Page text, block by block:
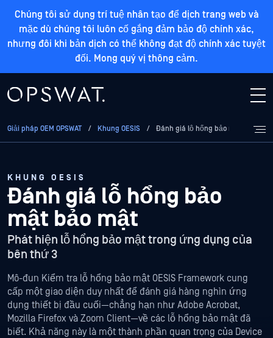
Chúng tôi sử dụng trí tuệ nhân tạo để dịch trang web và
mặc dù chúng tôi luôn cố gắng đảm bảo độ chính xác,
nhưng đôi khi bản dịch có thể không đạt độ chính xác tuyệt
đối. Mong quý vị thông cảm.
Giải pháp OEM OPSWAT / Khung OESIS / Đánh giá lỗ hổng bảo mật
KHUNG OESIS
Đánh giá lỗ hổng bảo
mật bảo mật
Phát hiện lỗ hổng bảo mật trong ứng dụng của
bên thứ 3
Mô-đun Kiểm tra lỗ hổng bảo mật OESIS Framework cung
cấp một giao diện duy nhất để đánh giá hàng nghìn ứng
dụng thiết bị đầu cuối—chẳng hạn như Adobe Acrobat,
Mozilla Firefox và Zoom Client—về các lỗ hổng bảo mật đã
biết. Khả năng này là một thành phần quan trọng của Device